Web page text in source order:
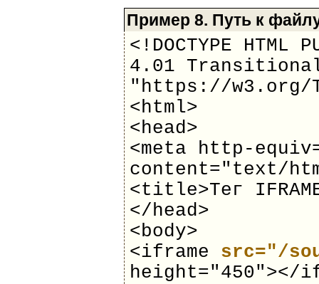
Пример 8. Путь к
<!DOCTYPE HTML
4.01
"https://w3.org/
<html>
<head>
<meta http-
content="text/
<title>Тег
</head>
<body>
<iframe src="/
height="450"></